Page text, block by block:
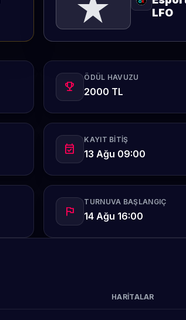
LFO
emoji_events
ÖDÜL HAVUZU
2000 TL
event_available
KAYIT BITIŞ
13 Ağu 09:00
flag
TURNUVA BAŞLANGIÇ
14 Ağu 16:00
HARITALAR